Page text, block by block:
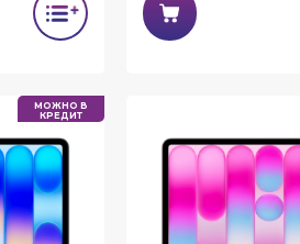
МОЖНО В
КРЕДИТ